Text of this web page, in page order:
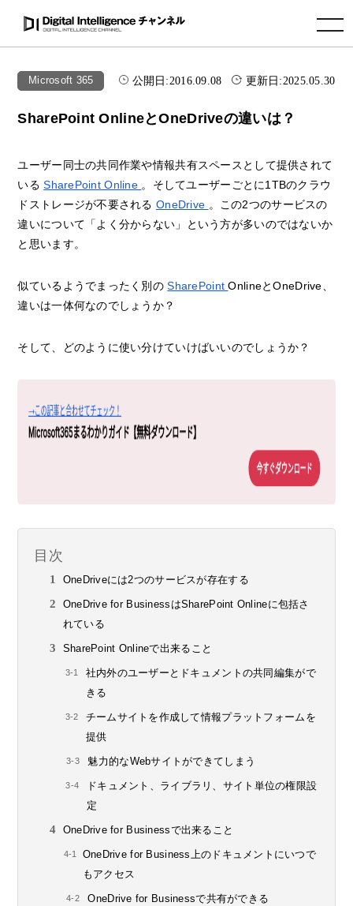
toggle navigation
Microsoft 365 公開日:2016.09.08 更新日:2025.05.30
SharePoint OnlineとOneDriveの違いは？
ユーザー同士の共同作業や情報共有スペースとして提供されて
いるSharePoint Online 。そしてユーザーごとに1TBのクラウ
ドストレージが不要されるOneDrive 。この2つのサービスの
違いについて「よく分からない」という方が多いのではないか
と思います。
似ているようでまったく別のSharePointOnlineとOneDrive、
違いは一体何なのでしょうか？
そして、どのように使い分けていけばいいのでしょうか？
目次
OneDriveには2つのサービスが存在する
OneDrive for BusinessはSharePoint Onlineに包括さ
れている
SharePoint Onlineで出来ること
社内外のユーザーとドキュメントの共同編集がで
きる
チームサイトを作成して情報プラットフォームを
提供
魅力的なWebサイトができてしまう
ドキュメント、ライブラリ、サイト単位の権限設
定
OneDrive for Businessで出来ること
OneDrive for Business上のドキュメントにいつで
もアクセス
OneDrive for Businessで共有ができる